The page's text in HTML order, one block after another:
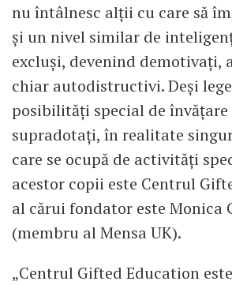
nu întâlnesc alții cu care să
și un nivel similar de
excluși, devenind demotivați,
chiar autodistructivi. Deși
posibilități special de
supradotați, în realitate
care se ocupă de activități
acestor copii este Centrul
al cărui fondator este Monica
(membru al Mensa UK).
„Centrul Gifted Education